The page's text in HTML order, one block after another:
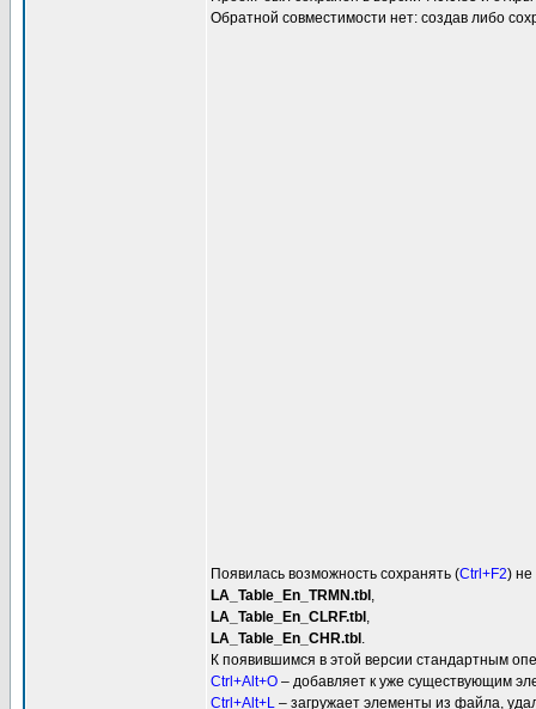
Обратной совместимости нет: создав либо
Появилась возможность сохранять (Ctrl+F2) не
LA_Table_En_TRMN.tbl ,
LA_Table_En_CLRF.tbl ,
LA_Table_En_CHR.tbl .
К появившимся в этой версии стандартным
Ctrl+Alt+O – добавляет к уже существующим
Ctrl+Alt+L – загружает элементы из файла,